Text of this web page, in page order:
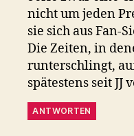
nicht um jeden
sie sich aus Fan-
Die Zeiten, in
runterschlingt,
spätestens seit JJ
ANTWORTEN